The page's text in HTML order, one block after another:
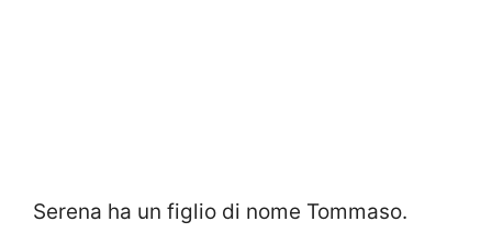
Serena ha un figlio di nome Tommaso.